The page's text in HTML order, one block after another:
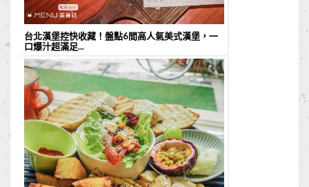
台北漢堡控快收藏！盤點6間高人氣美式漢堡，一
口爆汁超滿足...